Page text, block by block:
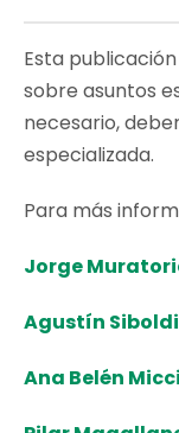
Esta
sobre asuntos
necesario,
especializada.
Para más
Jorge
Agustín Siboldi
Ana Belén